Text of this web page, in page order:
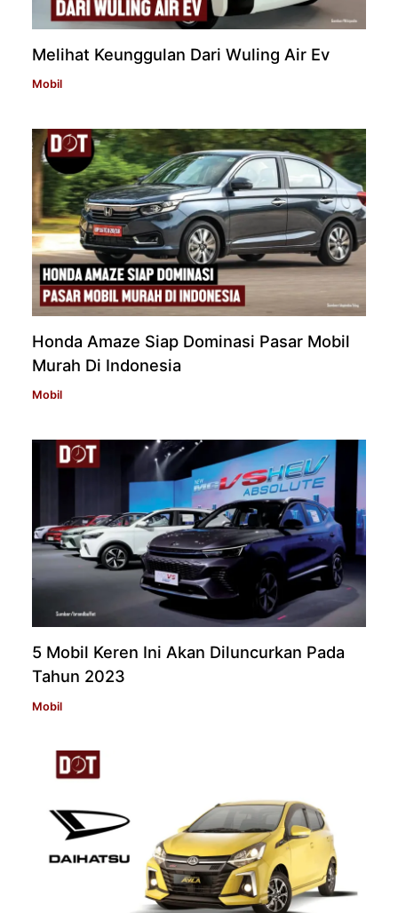
Melihat Keunggulan Dari Wuling Air Ev
Mobil
Honda Amaze Siap Dominasi Pasar Mobil
Murah Di Indonesia
Mobil
5 Mobil Keren Ini Akan Diluncurkan Pada
Tahun 2023
Mobil